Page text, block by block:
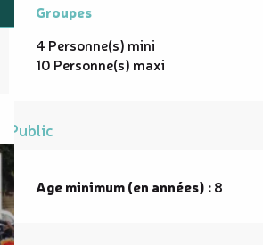
Groupes
Groupes
4 Personne(s) mini
10 Personne(s) maxi
Public
Age minimum (en années) :8